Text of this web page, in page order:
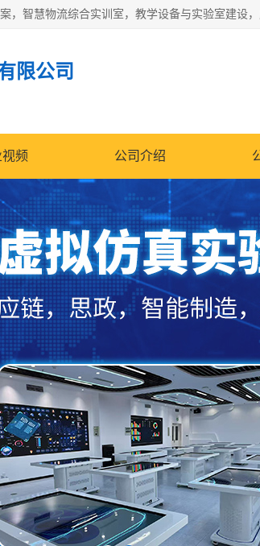
限公司
频 公司介绍